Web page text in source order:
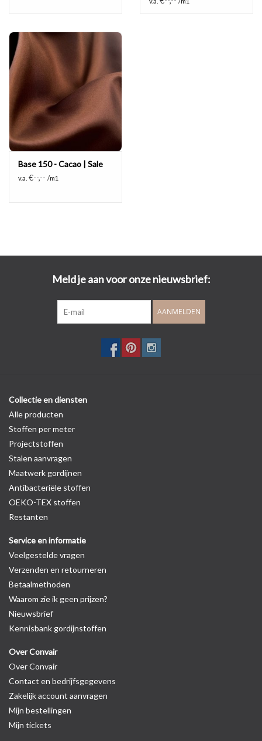
Base 150 - Cacao | Sale
v.a. €--,-- /m1
Meld je aan voor onze nieuwsbrief:
AANMELDEN
Collectie en diensten
Alle producten
Stoffen per meter
Projectstoffen
Stalen aanvragen
Maatwerk gordijnen
Antibacteriële stoffen
OEKO-TEX stoffen
Restanten
Service en informatie
Veelgestelde vragen
Verzenden en retourneren
Betaalmethoden
Waarom zie ik geen prijzen?
Nieuwsbrief
Kennisbank gordijnstoffen
Over Convair
Over Convair
Contact en bedrijfsgegevens
Zakelijk account aanvragen
Mijn bestellingen
Mijn tickets